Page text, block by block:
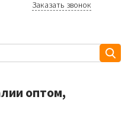
Заказать звонок
оптом,